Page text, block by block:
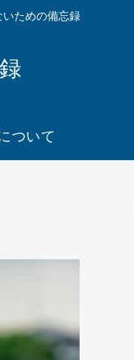
ための備忘録
ついて